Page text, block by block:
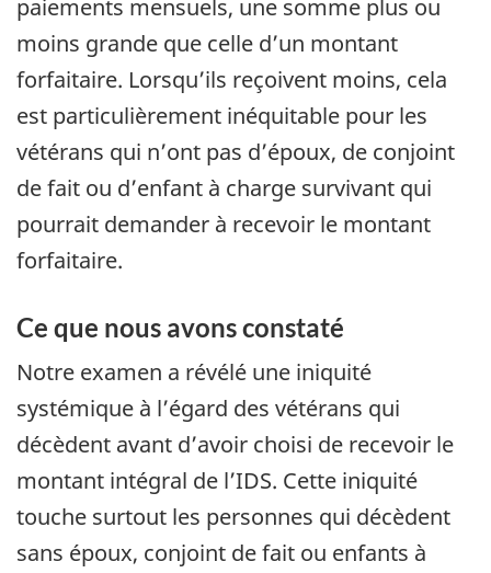
paiements mensuels, une somme plus ou
moins grande que celle d’un montant
forfaitaire. Lorsqu’ils reçoivent moins, cela
est particulièrement inéquitable pour les
vétérans qui n’ont pas d’époux, de conjoint
de fait ou d’enfant à charge survivant qui
pourrait demander à recevoir le montant
forfaitaire.
Ce que nous avons constaté
Notre examen a révélé une iniquité
systémique à l’égard des vétérans qui
décèdent avant d’avoir choisi de recevoir le
montant intégral de l’IDS. Cette iniquité
touche surtout les personnes qui décèdent
sans époux, conjoint de fait ou enfants à